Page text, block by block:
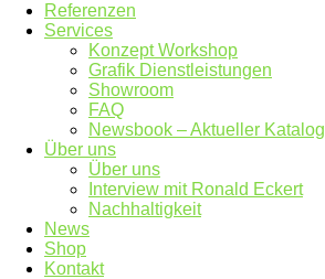
Referenzen
Services
Konzept Workshop
Grafik Dienstleistungen
Showroom
FAQ
Newsbook – Aktueller Katalog
Über uns
Über uns
Interview mit Ronald Eckert
Nachhaltigkeit
News
Shop
Kontakt